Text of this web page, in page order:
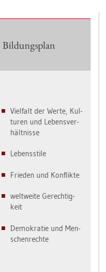
Viel­falt der Werte, Kul­
tu­ren und Le­bens­ver­
hält­nis­se
Le­bens­sti­le
Frie­den und Kon­flik­te
welt­wei­te Ge­rech­tig­
keit
De­mo­kra­tie und Men­
schen­rech­te